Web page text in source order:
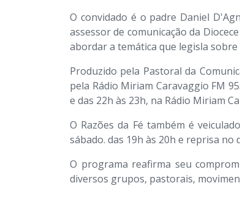
O convidado é o padre Daniel
assessor de comunicação da
abordar a temática que legisla
Produzido pela Pastoral da
pela Rádio Miriam Caravaggio FM
e das 22h às 23h, na Rádio Miriam
O Razões da Fé também é
sábado. das 19h às 20h e reprisa no
O programa reafirma seu
diversos grupos, pastorais,